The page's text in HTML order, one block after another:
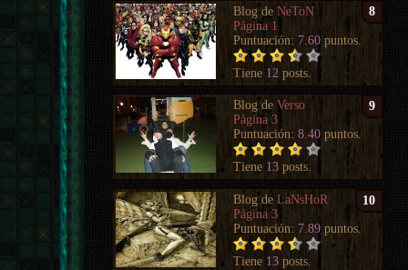
8
Blog deNeToN
Página 1
Puntuación: 7.60 puntos.
Tiene 12 posts.
9
Blog deVerso
Página 3
Puntuación:8.40 puntos.
Tiene 13 posts.
10
Blog deLaNsHoR
Página 3
Puntuación: 7.89 puntos.
Tiene 13 posts.